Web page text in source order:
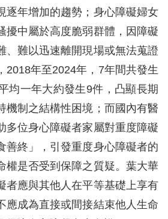
逐年增加的趨勢；身心障礙婦女
擾中屬於高度脆弱群體，因障礙
、難以迅速離開現場或無法蒐證
2018年至2024年，7年間共發生
均一年大約發生9件，凸顯長期
機制之結構性困境；而國內有醫
多位身心障礙者家屬對重度障礙
善終」，引發重度身心障礙者的
權是否受到保障之質疑。葉大華
者應與其他人在平等基礎上享有
應成為直接或間接結束他人生命